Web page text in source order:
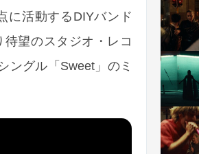
に活動するDIYバンド
望のスタジオ・レコ
ングル「Sweet」のミ